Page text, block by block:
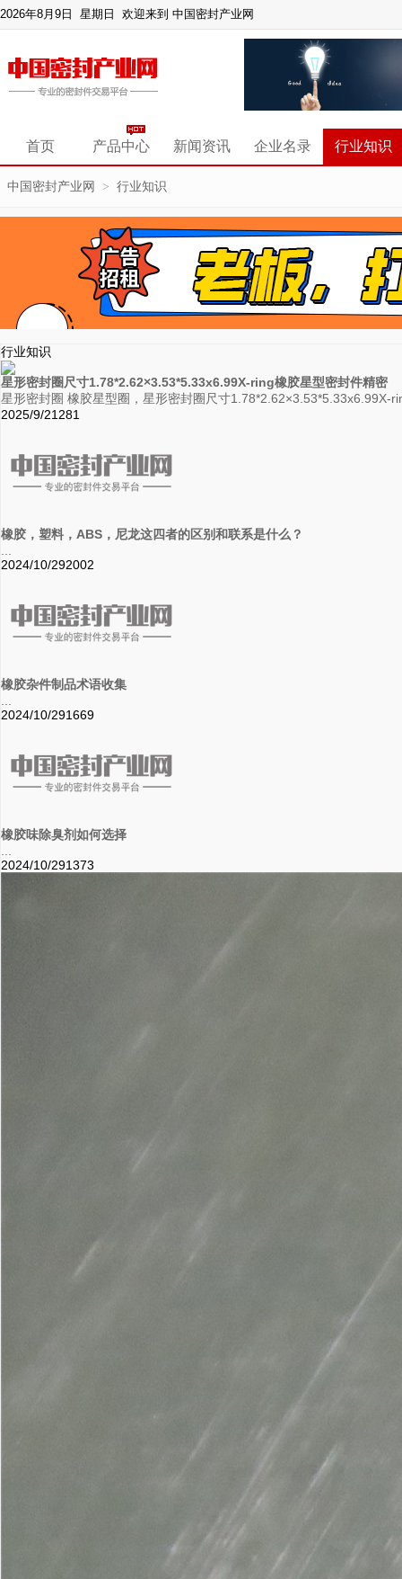
2026年8月9日 星期日 欢迎来到 中国密封产业网
首页 产品中心 新闻资讯 企业名录 行业知识
中国密封产业网 > 行业知识
行业知识
星形密封圈尺寸1.78*2.62×3.53*5.33x6.99X-ring橡胶星型密封件精密
星形密封圈 橡胶星型圈，星形密封圈尺寸1.78*2.62×3.53*5.33x6.99X-
2025/9/21281
橡胶，塑料，ABS，尼龙这四者的区别和联系是什么？
2024/10/292002
橡胶杂件制品术语收集
2024/10/291669
橡胶味除臭剂如何选择
2024/10/291373